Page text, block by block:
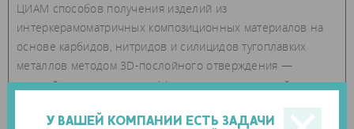
У ВАШЕЙ КОМПАНИИ ЕСТЬ ЗАДАЧИ
ЦИАМ способов получения изделий из
интеркерамоматричных композиционных материалов на
основе карбидов, нитридов и силицидов тугоплавких
металлов методом 3D-послойного отверждения —
важный шаг к созданию эффективных конструкций для
технологий нет.